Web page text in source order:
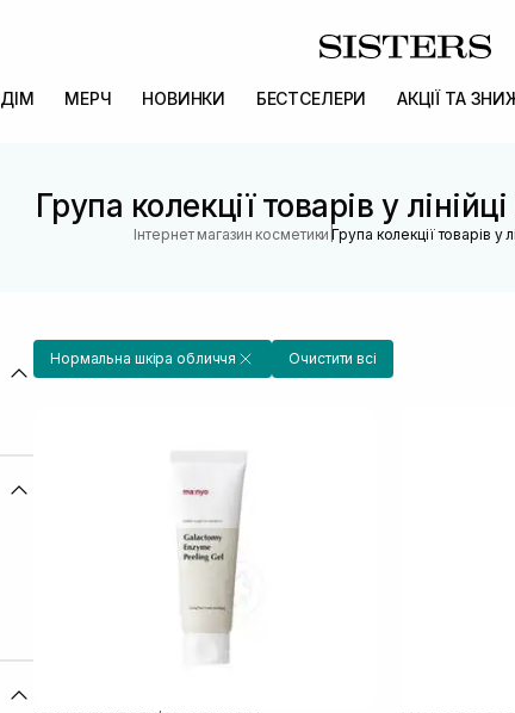
ДІМ МЕРЧ НОВИНКИ БЕСТСЕЛЕРИ АКЦІЇ ТА
Група колекції товарів у
Інтернет магазин косметики |Група колекції товарів у
Нормальна шкіра обличчя Очистити всі